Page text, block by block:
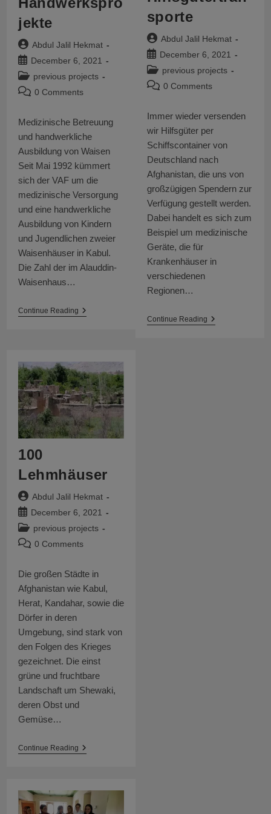
jekte
Post
author:
Abdul Jalil Hekmat
Post
published:
December 6, 2021
Post
category:
previous projects
Post 0 Comments
Medizinische Betreuung
und handwerkliche
Ausbildung von Waisen
Seit Mai 1992 kümmert
sich der VAF um die
medizinische Versorgung
und eine handwerkliche
Ausbildung von Kindern
und Jugendlichen zweier
Waisenhäuser in Kabul.
Die Zahl der im Alauddin-
Waisenhaus…
Continue ReadingHandwerksprojekte
sporte
Post
author:
Abdul Jalil Hekmat
Post
published:
December 6, 2021
Post
category:
previous projects
Post 0 Comments
Immer wieder versenden
wir Hilfsgüter per
Schiffscontainer von
Deutschland nach
Afghanistan, die uns von
großzügigen Spendern zur
Verfügung gestellt werden.
Dabei handelt es sich zum
Beispiel um medizinische
Geräte, die für
Krankenhäuser in
verschiedenen
Regionen…
Continue Reading
100
Lehmhäuser
Post
author:
Abdul Jalil Hekmat
Post
published:
December 6, 2021
Post
category:
previous projects
Post 0 Comments
Die großen Städte in
Afghanistan wie Kabul,
Herat, Kandahar, sowie die
Dörfer in deren
Umgebung, sind stark von
den Folgen des Krieges
gezeichnet. Die einst
grüne und fruchtbare
Landschaft um Shewaki,
deren Obst und
Gemüse…
Continue Reading100